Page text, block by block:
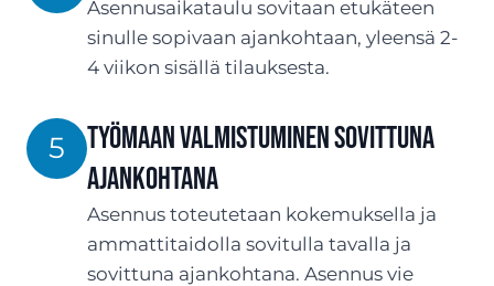
Asennusaikataulu sovitaan etukäteen
sinulle sopivaan ajankohtaan, yleensä 2-
4 viikon sisällä tilauksesta.
5
Työmaan valmistuminen sovittuna
ajankohtana
Asennus toteutetaan kokemuksella ja
ammattitaidolla sovitulla tavalla ja
sovittuna ajankohtana. Asennus vie